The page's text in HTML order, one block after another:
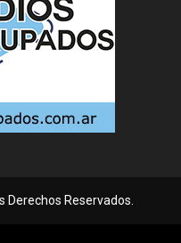
Reservados.